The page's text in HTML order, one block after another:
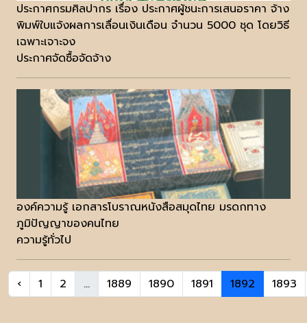
ประกาศกรมศิลปากร เรื่อง ประกาศผู้ชนะการเสนอราคา จ้าง
พิมพ์ใบแจ้งผลการเลื่อนเงินเดือน จำนวน 5000 ชุด โดยวิธี
เฉพาะเจาะจง
ประกาศจัดซื้อจัดจ้าง
องค์ความรู้ เอกสารโบราณหนังสือสมุดไทย มรดกทาง
ภูมิปัญญาของคนไทย
ความรู้ทั่วไป
‹ 1 2 ... 1889 1890 1891 1892 1893